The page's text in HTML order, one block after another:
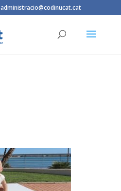
administracio@codinucat.cat